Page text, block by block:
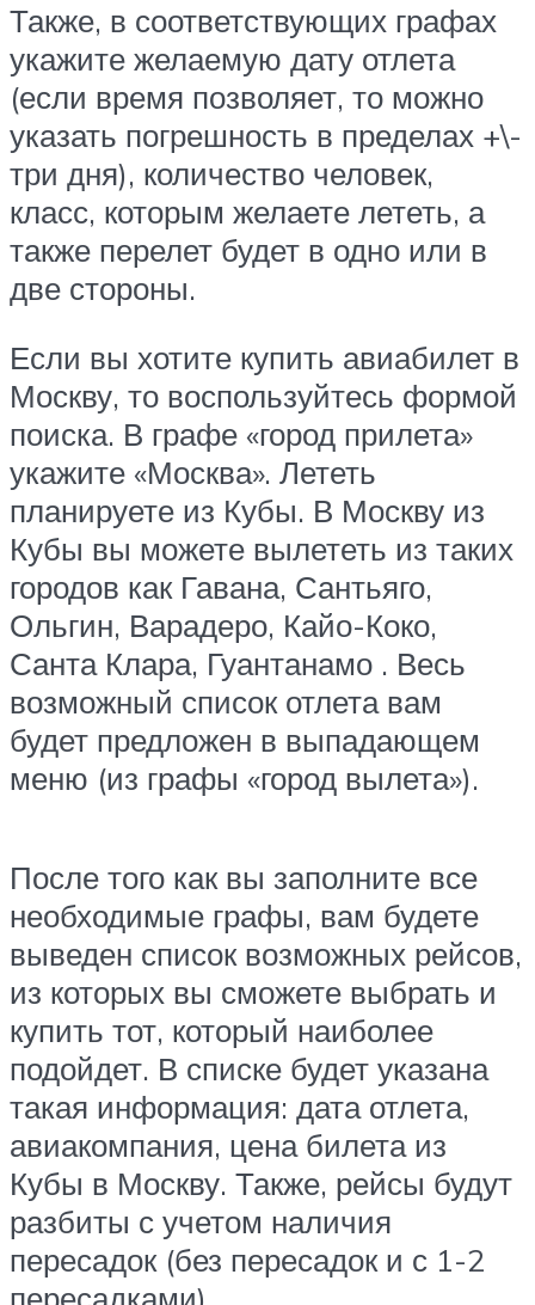
Также, в соответствующих графах
укажите желаемую дату отлета
(если время позволяет, то можно
указать погрешность в пределах +\-
три дня), количество человек,
класс, которым желаете лететь, а
также перелет будет в одно или в
две стороны.
Если вы хотите купить авиабилет в
Москву, то воспользуйтесь формой
поиска. В графе «город прилета»
укажите «Москва». Лететь
планируете из Кубы. В Москву из
Кубы вы можете вылететь из таких
городов как Гавана, Сантьяго,
Ольгин, Варадеро, Кайо-Коко,
Санта Клара, Гуантанамо . Весь
возможный список отлета вам
будет предложен в выпадающем
меню (из графы «город вылета»).
После того как вы заполните все
необходимые графы, вам будете
выведен список возможных рейсов,
из которых вы сможете выбрать и
купить тот, который наиболее
подойдет. В списке будет указана
такая информация: дата отлета,
авиакомпания, цена билета из
Кубы в Москву. Также, рейсы будут
разбиты с учетом наличия
пересадок (без пересадок и с 1-2